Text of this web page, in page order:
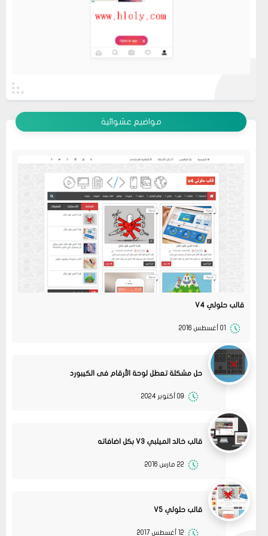
مواضيع عشوائية
قالب حلولي V4
01 أغسطس 2016
حل مشكلة تعطل لوحة الأرقام فى الكيبورد
09 أكتوبر 2024
قالب خالد الميلبي V3 بكل اضافاته
22 مارس 2016
قالب حلولي V5
12 أغسطس 2017
02 2022
مشاركة
أو عمل إعادة ضبط المصنع
08